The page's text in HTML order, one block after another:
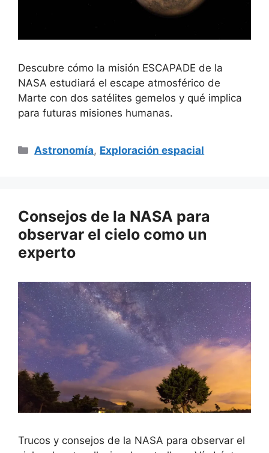
Descubre cómo la misión ESCAPADE de la
NASA estudiará el escape atmosférico de
Marte con dos satélites gemelos y qué implica
para futuras misiones humanas.
Categorías
Astronomía, Exploración espacial
Consejos de la NASA para
observar el cielo como un
experto
Trucos y consejos de la NASA para observar el